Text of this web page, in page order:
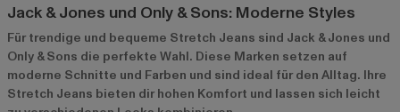
Jack & Jones und Only & Sons: Moderne Styles
Für trendige und bequeme Stretch Jeans sind Jack & Jones und
Only & Sons die perfekte Wahl. Diese Marken setzen auf
moderne Schnitte und Farben und sind ideal für den Alltag. Ihre
Stretch Jeans bieten dir hohen Komfort und lassen sich leicht